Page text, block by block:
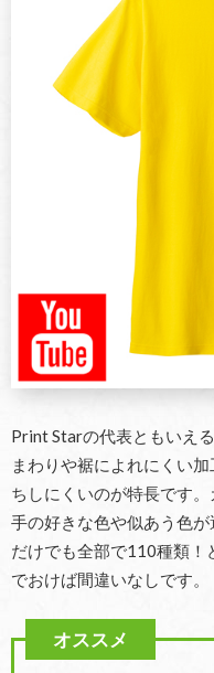
Print Starの代表ともいえ
まわりや裾によれにくい
ちしにくいのが特長です
手の好きな色や似あう色
だけでも全部で110種類！
でおけば間違いなしです。